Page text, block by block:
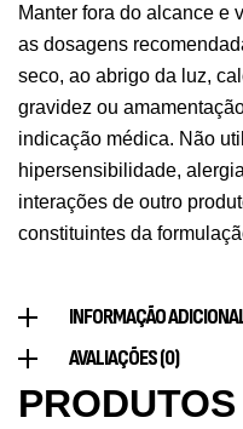
Manter fora do alcance e
as dosagens
seco, ao abrigo da luz,
gravidez ou
indicação médica. Não
hipersensibilidade,
interações de outro
constituintes da
INFORMAÇÃO
AVALIAÇÕES (0)
PRODUTOS
Triple
Ostrovit
Saúde Óssea
9,50€
Vitamin D3
Saúde
Suplementos